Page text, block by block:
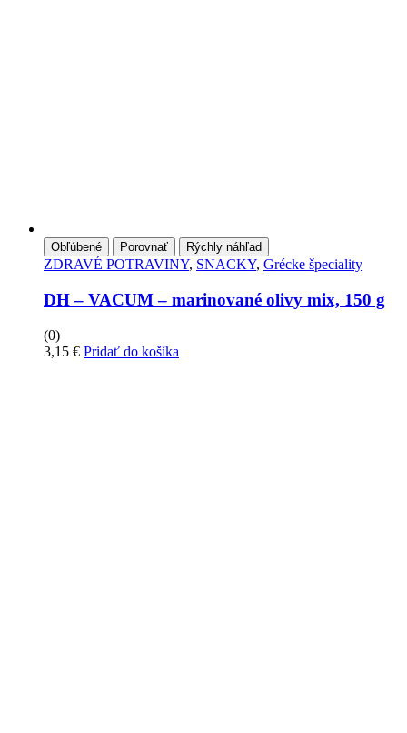
Obľúbené Porovnať Rýchly náhľad
ZDRAVÉ POTRAVINY, SNACKY, Grécke špeciality
DH – VACUM – marinované olivy mix, 150 g
(0)
3,15 € Pridať do košíka